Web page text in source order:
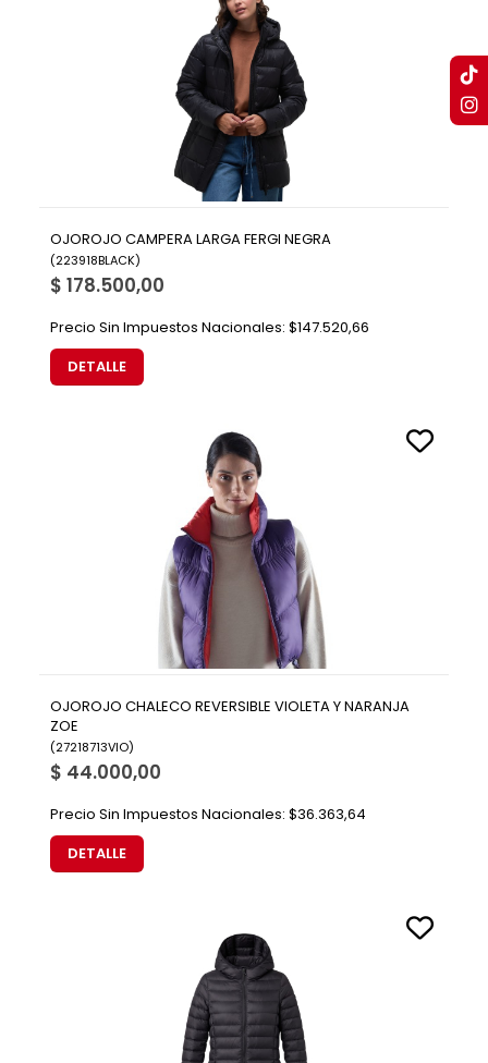
OJOROJO CAMPERA LARGA FERGI NEGRA
(223918BLACK)
$ 178.500,00
Precio Sin Impuestos Nacionales: $147.520,66
DETALLE
OJOROJO CHALECO REVERSIBLE VIOLETA Y NARANJA
ZOE
(27218713VIO)
$ 44.000,00
Precio Sin Impuestos Nacionales: $36.363,64
DETALLE